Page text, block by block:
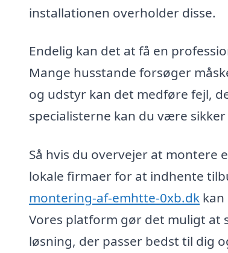
installationen overholder disse.
Endelig kan det at få en
Mange husstande forsøger
og udstyr kan det medføre fejl,
specialisterne kan du være
Så hvis du overvejer at montere
lokale firmaer for at indhente
montering-af-emhtte-0xb.dk
Vores platform gør det muligt at
løsning, der passer bedst til dig